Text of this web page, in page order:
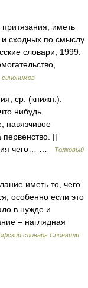
иметь
и сходных по смыслу
словари, 1999.
синонимов
ср. (книжн.).
нибудь.
навязчивое
||
чего… …
Толковый
иметь то, чего
особенно если это
в нужде и
– наглядная
словарь Спонвиля